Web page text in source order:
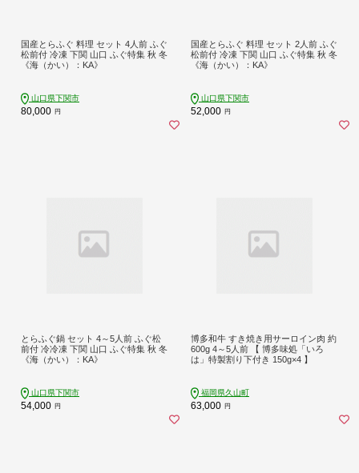
国産とらふぐ 料理 セット 4人前 ふぐ
松前付 冷凍 下関 山口 ふぐ特集 秋 冬
《海（かい）：KA》
山口県下関市
80,000 円
国産とらふぐ 料理 セット 2人前 ふぐ
松前付 冷凍 下関 山口 ふぐ特集 秋 冬
《海（かい）：KA》
山口県下関市
52,000 円
とらふぐ鍋 セット 4～5人前 ふぐ松
前付 冷冷凍 下関 山口 ふぐ特集 秋 冬
《海（かい）：KA》
山口県下関市
54,000 円
博多和牛 すき焼き用サーロイン肉 約
600g 4～5人前 【 博多味処「いろ
は」特製割り下付き 150g×4 】
福岡県久山町
63,000 円